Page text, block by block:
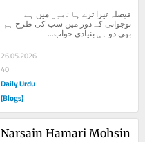
بھی دو ہی بنیادی خواب...
26.05.2026
40
Daily Urdu
(Blogs)
Narsain Hamari Mohsin